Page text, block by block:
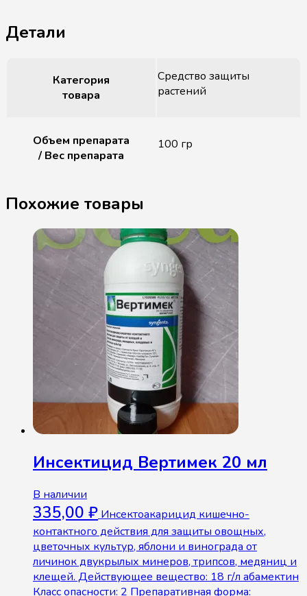
Детали
Категория
товара
Средство защиты
растений
Объем препарата
/ Вес препарата
100 гр
Похожие товары
Инсектицид Вертимек 20 мл
В наличии
335,00 ₽ Инсектоакарицид кишечно-
контактного действия для защиты овощных,
цветочных культур, яблони и винограда от
личинок двукрылых минеров, трипсов, медяниц и
клещей. Действующее вещество: 18 г/л абамектин
Класс опасности: 2 Препаративная форма: